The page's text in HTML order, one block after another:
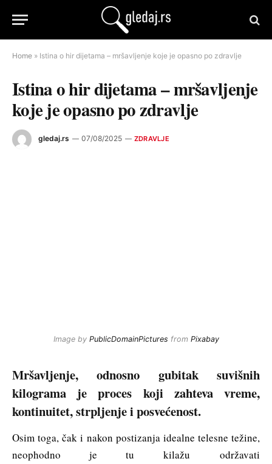
Home » Istina o hir dijetama – mršavljenje koje je opasno po zdravlje
Istina o hir dijetama – mršavljenje
koje je opasno po zdravlje
gledaj.rs 07/08/2025 ZDRAVLJE
Image by PublicDomainPictures from Pixabay
Mršavljenje, odnosno gubitak suvišnih
kilograma je proces koji zahteva vreme,
kontinuitet, strpljenje i posvećenost.
Osim toga, čak i nakon postizanja idealne telesne težine,
neophodno je tu kilažu održavati